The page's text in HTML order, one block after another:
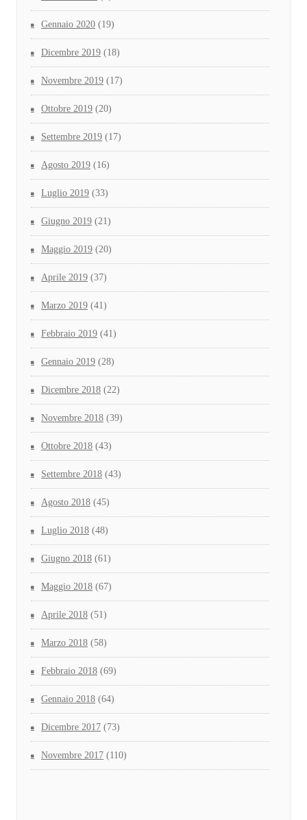
Gennaio 2020 (19)
Dicembre 2019 (18)
Novembre 2019 (17)
Ottobre 2019 (20)
Settembre 2019 (17)
Agosto 2019 (16)
Luglio 2019 (33)
Giugno 2019 (21)
Maggio 2019 (20)
Aprile 2019 (37)
Marzo 2019 (41)
Febbraio 2019 (41)
Gennaio 2019 (28)
Dicembre 2018 (22)
Novembre 2018 (39)
Ottobre 2018 (43)
Settembre 2018 (43)
Agosto 2018 (45)
Luglio 2018 (48)
Giugno 2018 (61)
Maggio 2018 (67)
Aprile 2018 (51)
Marzo 2018 (58)
Febbraio 2018 (69)
Gennaio 2018 (64)
Dicembre 2017 (73)
Novembre 2017 (110)